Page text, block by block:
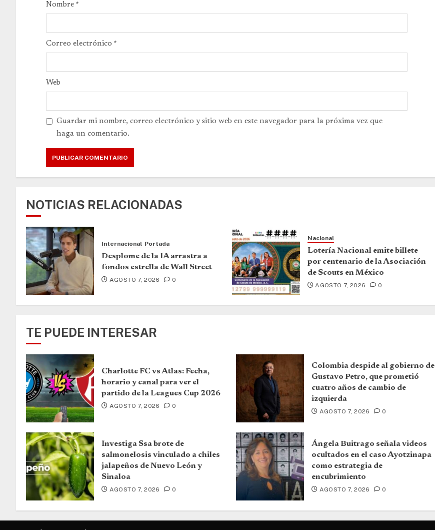
Nombre *
Correo electrónico *
Web
Guardar mi nombre, correo electrónico y sitio web en este navegador para la próxima vez que
haga un comentario.
NOTICIAS RELACIONADAS
Internacional Portada
Desplome de la IA arrastra a
fondos estrella de Wall Street
AGOSTO 7, 2026 0
Nacional
Lotería Nacional emite billete
por centenario de la Asociación
de Scouts en México
AGOSTO 7, 2026 0
TE PUEDE INTERESAR
Charlotte FC vs Atlas: Fecha,
horario y canal para ver el
partido de la Leagues Cup 2026
AGOSTO 7, 2026 0
Colombia despide al gobierno de
Gustavo Petro, que prometió
cuatro años de cambio de
izquierda
AGOSTO 7, 2026 0
Investiga Ssa brote de
salmonelosis vinculado a chiles
jalapeños de Nuevo León y
Sinaloa
AGOSTO 7, 2026 0
Ángela Buitrago señala videos
ocultados en el caso Ayotzinapa
como estrategia de
encubrimiento
AGOSTO 7, 2026 0